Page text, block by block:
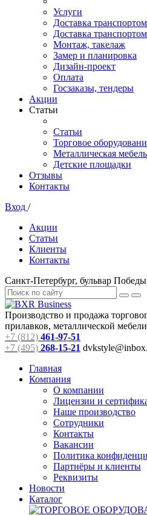
Услуги
Доставка
Доставка
Монтаж, такелаж
Замер и планировка
Дизайн-проект
Оплата
Госзаказы, тендеры
Акции
Статьи
Статьи
Торговое
Металлическая мебель
Детские площадки
Отзывы
Контакты
Вход /
Акции
Статьи
Клиенты
Контакты
Санкт-Петербург, бульвар
Производство и продажа
прилавков, металлической
+7 (812) 461-97-51
+7 (495) 268-15-21
Главная
Компания
О компании
Лицензии и
Наше производство
Сотрудники
Контакты
Вакансии
Политика
Партнёры и клиенты
Реквизиты
Новости
Каталог